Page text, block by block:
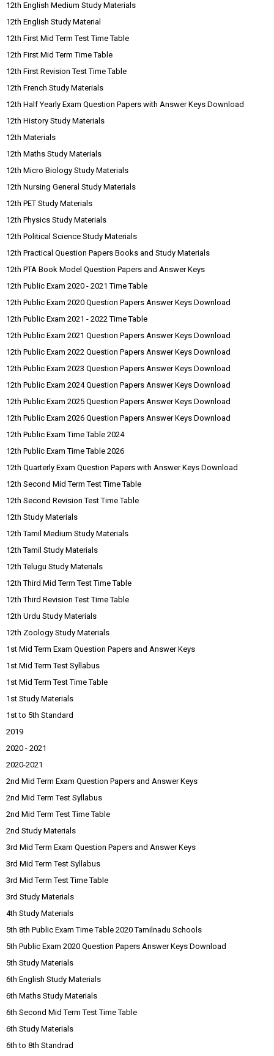
12th English Medium Study Materials
12th English Study Material
12th First Mid Term Test Time Table
12th First Mid Term Time Table
12th First Revision Test Time Table
12th French Study Materials
12th Half Yearly Exam Question Papers with Answer Keys Download
12th History Study Materials
12th Materials
12th Maths Study Materials
12th Micro Biology Study Materials
12th Nursing General Study Materials
12th PET Study Materials
12th Physics Study Materials
12th Political Science Study Materials
12th Practical Question Papers Books and Study Materials
12th PTA Book Model Question Papers and Answer Keys
12th Public Exam 2020 - 2021 Time Table
12th Public Exam 2020 Question Papers Answer Keys Download
12th Public Exam 2021 - 2022 Time Table
12th Public Exam 2021 Question Papers Answer Keys Download
12th Public Exam 2022 Question Papers Answer Keys Download
12th Public Exam 2023 Question Papers Answer Keys Download
12th Public Exam 2024 Question Papers Answer Keys Download
12th Public Exam 2025 Question Papers Answer Keys Download
12th Public Exam 2026 Question Papers Answer Keys Download
12th Public Exam Time Table 2024
12th Public Exam Time Table 2026
12th Quarterly Exam Question Papers with Answer Keys Download
12th Second Mid Term Test Time Table
12th Second Revision Test Time Table
12th Study Materials
12th Tamil Medium Study Materials
12th Tamil Study Materials
12th Telugu Study Materials
12th Third Mid Term Test Time Table
12th Third Revision Test Time Table
12th Urdu Study Materials
12th Zoology Study Materials
1st Mid Term Exam Question Papers and Answer Keys
1st Mid Term Test Syllabus
1st Mid Term Test Time Table
1st Study Materials
1st to 5th Standard
2019
2020 - 2021
2020-2021
2nd Mid Term Exam Question Papers and Answer Keys
2nd Mid Term Test Syllabus
2nd Mid Term Test Time Table
2nd Study Materials
3rd Mid Term Exam Question Papers and Answer Keys
3rd Mid Term Test Syllabus
3rd Mid Term Test Time Table
3rd Study Materials
4th Study Materials
5th 8th Public Exam Time Table 2020 Tamilnadu Schools
5th Public Exam 2020 Question Papers Answer Keys Download
5th Study Materials
6th English Study Materials
6th Maths Study Materials
6th Second Mid Term Test Time Table
6th Study Materials
6th to 8th Standrad